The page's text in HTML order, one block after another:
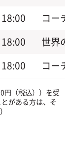
18:00 コーチ
18:00 世界の
18:00 コーチ
円（税込））を受
がある方は、そ